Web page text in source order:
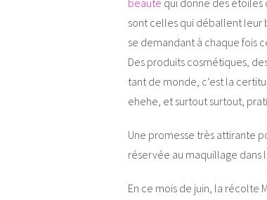
beauté qui donne des étoiles
sont celles qui déballent leur
se demandant à chaque fois
Des produits cosmétiques,
tant de monde, c’est la
ehehe, et surtout surtout,
Une promesse très attirante
réservée au maquillage dans
En ce mois de juin, la récolte